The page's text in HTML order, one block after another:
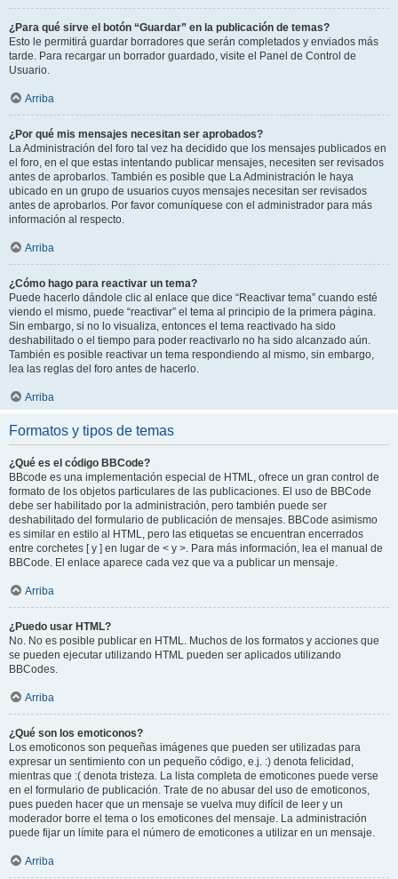
¿Para qué sirve el botón “Guardar” en la publicación de temas?
Esto le permitirá guardar borradores que serán completados y enviados más
tarde. Para recargar un borrador guardado, visite el Panel de Control de
Usuario.
Arriba
¿Por qué mis mensajes necesitan ser aprobados?
La Administración del foro tal vez ha decidido que los mensajes publicados en
el foro, en el que estas intentando publicar mensajes, necesiten ser revisados
antes de aprobarlos. También es posible que La Administración le haya
ubicado en un grupo de usuarios cuyos mensajes necesitan ser revisados
antes de aprobarlos. Por favor comuníquese con el administrador para más
información al respecto.
Arriba
¿Cómo hago para reactivar un tema?
Puede hacerlo dándole clic al enlace que dice “Reactivar tema” cuando esté
viendo el mismo, puede “reactivar” el tema al principio de la primera página.
Sin embargo, si no lo visualiza, entonces el tema reactivado ha sido
deshabilitado o el tiempo para poder reactivarlo no ha sido alcanzado aún.
También es posible reactivar un tema respondiendo al mismo, sin embargo,
lea las reglas del foro antes de hacerlo.
Arriba
Formatos y tipos de temas
¿Qué es el código BBCode?
BBcode es una implementación especial de HTML, ofrece un gran control de
formato de los objetos particulares de las publicaciones. El uso de BBCode
debe ser habilitado por la administración, pero también puede ser
deshabilitado del formulario de publicación de mensajes. BBCode asimismo
es similar en estilo al HTML, pero las etiquetas se encuentran encerrados
entre corchetes [ y ] en lugar de < y >. Para más información, lea el manual de
BBCode. El enlace aparece cada vez que va a publicar un mensaje.
Arriba
¿Puedo usar HTML?
No. No es posible publicar en HTML. Muchos de los formatos y acciones que
se pueden ejecutar utilizando HTML pueden ser aplicados utilizando
BBCodes.
Arriba
¿Qué son los emoticonos?
Los emoticonos son pequeñas imágenes que pueden ser utilizadas para
expresar un sentimiento con un pequeño código, e.j. :) denota felicidad,
mientras que :( denota tristeza. La lista completa de emoticones puede verse
en el formulario de publicación. Trate de no abusar del uso de emoticonos,
pues pueden hacer que un mensaje se vuelva muy difícil de leer y un
moderador borre el tema o los emoticones del mensaje. La administración
puede fijar un límite para el número de emoticones a utilizar en un mensaje.
Arriba